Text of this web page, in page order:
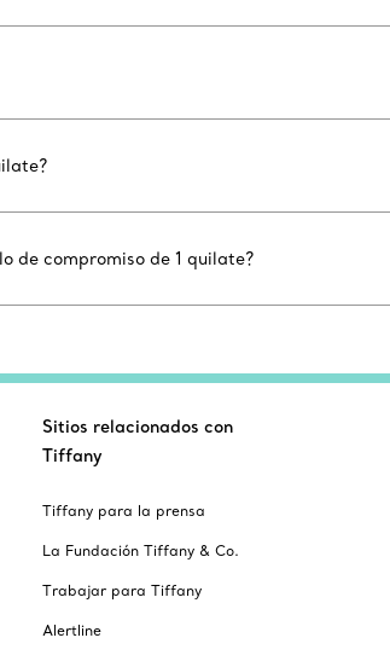
de compromiso de 1 quilate?
Sitios relacionados con
Tiffany
Tiffany para la prensa
La Fundación Tiffany & Co.
Trabajar para Tiffany
Alertline